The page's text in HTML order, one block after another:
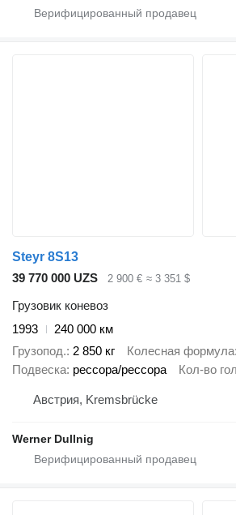
Steyr 8S13
39 770 000 UZS
2 900 € ≈ 3 351 $
Грузовик коневоз
1993
240 000 км
Грузопод. 2 850 кг Колесная формула
Подвеска рессора/рессора Кол-во
Австрия, Kremsbrücke
Werner Dullnig